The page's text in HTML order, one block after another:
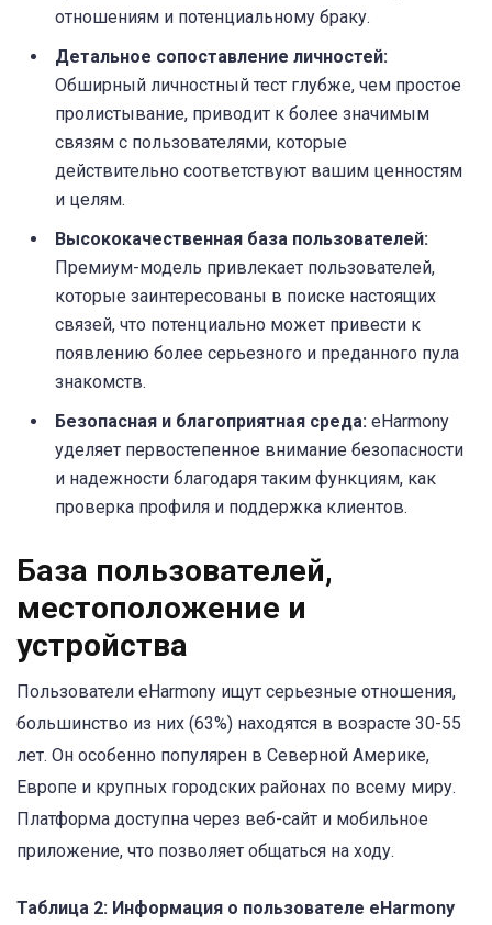
отношениям и потенциальному браку.
Детальное сопоставление личностей:
Обширный личностный тест глубже, чем простое
пролистывание, приводит к более значимым
связям с пользователями, которые
действительно соответствуют вашим ценностям
и целям.
Высококачественная база пользователей:
Премиум-модель привлекает пользователей,
которые заинтересованы в поиске настоящих
связей, что потенциально может привести к
появлению более серьезного и преданного пула
знакомств.
Безопасная и благоприятная среда: eHarmony
уделяет первостепенное внимание безопасности
и надежности благодаря таким функциям, как
проверка профиля и поддержка клиентов.
База пользователей,
местоположение и
устройства
Пользователи eHarmony ищут серьезные отношения,
большинство из них (63%) находятся в возрасте 30-55
лет. Он особенно популярен в Северной Америке,
Европе и крупных городских районах по всему миру.
Платформа доступна через веб-сайт и мобильное
приложение, что позволяет общаться на ходу.
Таблица 2: Информация о пользователе eHarmony